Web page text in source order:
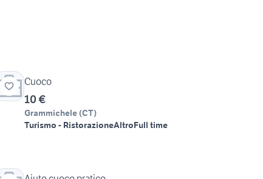
Cuoco
10 €
Grammichele (CT)
Turismo - RistorazioneAltroFull time